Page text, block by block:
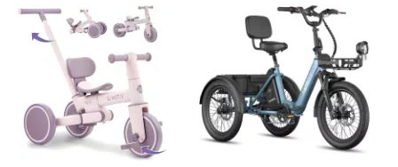
180kg 85km Bereik Grote
groente den aan de voor-
en achterkant Koppelsensor
Max 180kg Belasting –
Blauw